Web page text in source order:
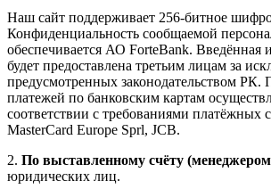
Наш сайт поддерживает 256-битное
Конфиденциальность сообщаемой
обеспечивается АО ForteBank. Введённая
будет предоставлена третьим лицам за
предусмотренных законодательством РК.
платежей по банковским картам
соответствии с требованиями платёжных
MasterCard Europe Sprl, JCB.
2. По выставленному счёту
юридических лиц.